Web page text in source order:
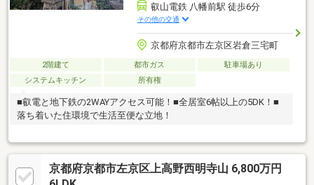
叡山電鉄 八幡前駅 徒歩6分
その他の交通
京都府京都市左京区岩倉三宅町
2階建て 都市ガス
駐車場あり
システムキッチン
所有権
■叡電と地下鉄の2WAYアクセス可能！■全居室6帖以上の5DK！■
落ち着いた住環境で生活至便な立地！
京都府京都市左京区上高野西明寺山 6,800万円